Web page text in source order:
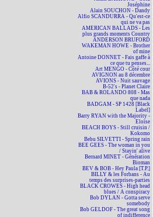
Joséphine
Alain SOUCHON - Dandy
Alfio SCANDURRA - Qu'est-ce
qui ne va pas
AMERICAN BALLADS - Les
plus grands moments Country
ANDERSON BRUFORD
WAKEMAN HOWE - Brother
of mine
Antoine DONNET - Fais gaffe à
ce que tu penses...
Art MENGO - Côté cour
AVIGNON au 8 décembre
AVIONS - Nuit sauvage
B-52's - Planet Claire
BAB & ROLANDO 808 - Mas
que nada
BADGAM - SP 1428 [Black
Label]
Barry RYAN with the Majority -
Eloïse
BEACH BOYS - Still cruisin /
Kokomo
Bebu SILVETTI - Spring rain
BEE GEES - The woman in you
/ Stayin' alive
Bernard MINET - Génération
Bioman
BEV & BOB - Hey Paula [T.P.]
BILLY & les Forbans - Au
temps des surprises-parties
BLACK CROWES - High head
blues / A conspiracy
Bob DYLAN - Gotta serve
somebody
Bob GELDOF - The great song
of indifference